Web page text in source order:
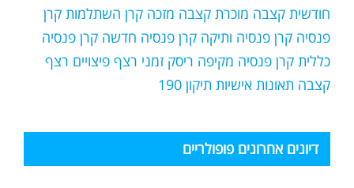
חודשית קצבה מוכרת קצבה מזכה קרן השתלמות קרן
פנסיה קרן פנסיה ותיקה קרן פנסיה חדשה קרן פנסיה
כללית קרן פנסיה מקיפה ריסק זמני רצף פיצויים רצף
קצבה תאונות אישיות תיקון 190
דיונים אחרונים פופולריים